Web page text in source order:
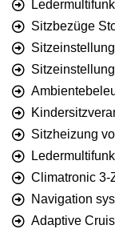
Sitzbezüge
Sitzheizung
Climatronic 3-
Navigation
Adaptive